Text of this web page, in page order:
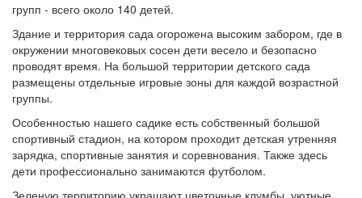
групп - всего около 140 детей.
Здание и территория сада огорожена высоким забором, где в
окружении многовековых сосен дети весело и безопасно
проводят время. На большой территории детского сада
размещены отдельные игровые зоны для каждой возрастной
группы.
Особенностью нашего садике есть собственный большой
спортивный стадион, на котором проходит детская утренняя
зарядка, спортивные занятия и соревнования. Также здесь
дети профессионально занимаются футболом.
Зеленую территорию украшают цветочные клумбы, уютные